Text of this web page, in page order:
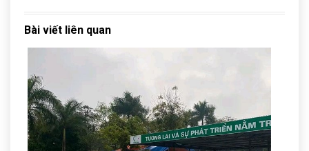
Bài viết liên quan